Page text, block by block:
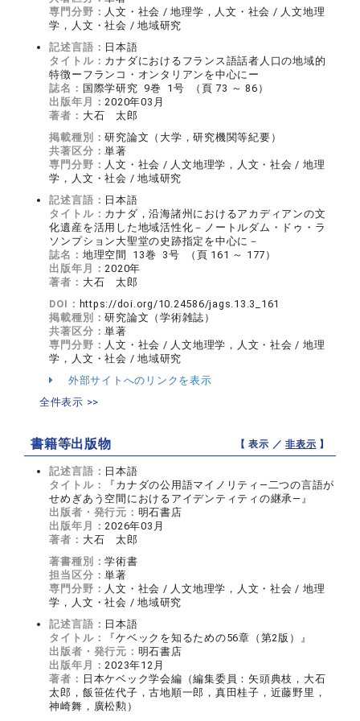
専門分野： 人文・社会 / 地理学，人文・社会 / 人文地理
学，人文・社会 / 地域研究
記述言語： 日本語
タイトル： カナダにおけるフランス語話者人口の地域的
特徴ーフランコ・オンタリアンを中心にー
誌名： 国際学研究 9巻 1号 （頁 73 ～ 86）
出版年月：2020年03月
著者： 大石 太郎
掲載種別：研究論文（大学，研究機関等紀要）
共著区分：単著
専門分野： 人文・社会 / 人文地理学，人文・社会 / 地理
学，人文・社会 / 地域研究
記述言語： 日本語
タイトル： カナダ，沿海諸州におけるアカディアンの文
化遺産を活用した地域活性化－ノートルダム・ドゥ・ラ
ソンプション大聖堂の史跡指定を中心に－
誌名： 地理空間 13巻 3号 （頁 161 ～ 177）
出版年月：2020年
著者： 大石 太郎
DOI： https://doi.org/10.24586/jags.13.3_161
掲載種別：研究論文（学術雑誌）
共著区分：単著
専門分野： 人文・社会 / 人文地理学，人文・社会 / 地理
学，人文・社会 / 地域研究
外部サイトへのリンクを表示
全件表示 >>
書籍等出版物 【 表示 ／非表示 】
記述言語： 日本語
タイトル：
『カナダの公用語マイノリティ―二つの言語が
せめぎあう空間におけるアイデンティティの継承―』
出版者・発行元： 明石書店
出版年月：2026年03月
著者： 大石 太郎
著書種別：学術書
担当区分：単著
専門分野： 人文・社会 / 人文地理学，人文・社会 / 地理
学，人文・社会 / 地域研究
記述言語： 日本語
タイトル：
『ケベックを知るための56章（第2版）』
出版者・発行元： 明石書店
出版年月：2023年12月
著者： 日本ケベック学会編（編集委員：矢頭典枝，大石
太郎，飯笹佐代子，古地順一郎，真田桂子，近藤野里，
神崎舞，廣松勲）